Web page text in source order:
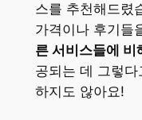
스를 추천해드렸
가격이나 후기들
른 서비스들에 비
공되는 데 그렇
하지도 않아요!